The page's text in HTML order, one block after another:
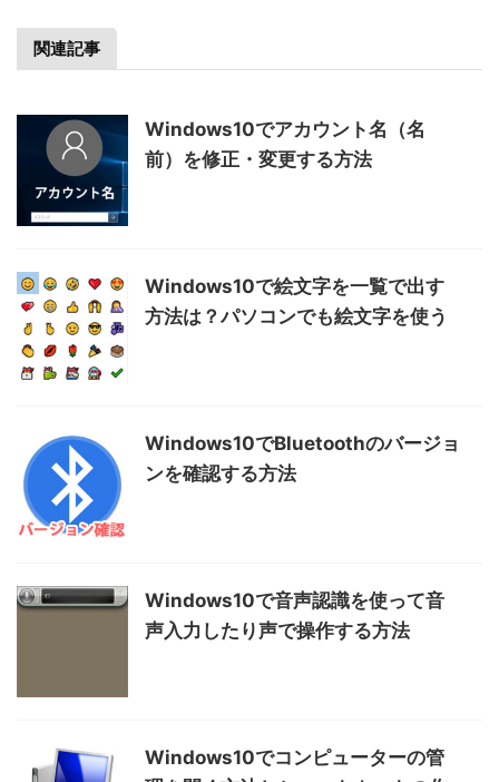
関連記事
Windows10でアカウント名（名
前）を修正・変更する方法
Windows10で絵文字を一覧で出す
方法は？パソコンでも絵文字を使う
Windows10でBluetoothのバージョ
ンを確認する方法
Windows10で音声認識を使って音
声入力したり声で操作する方法
Windows10でコンピューターの管